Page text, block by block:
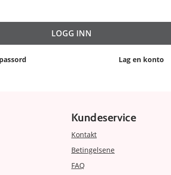
Lag en konto
Kundeservice
Kontakt
Betingelsene
FAQ